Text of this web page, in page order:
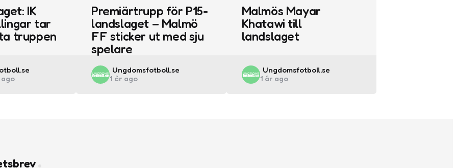
IK
tar
truppen
ago
Premiärtrupp för P15-
landslaget – Malmö
FF sticker ut med sju
spelare
Posted
by
Ungdomsfotboll.se
1 år ago
Malmös Mayar
Khatawi till
landslaget
Posted
by
Ungdomsfotboll.se
1 år ago